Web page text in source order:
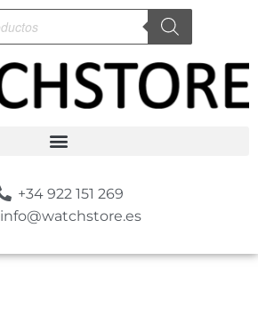
+34 922 151 269
info@watchstore.es